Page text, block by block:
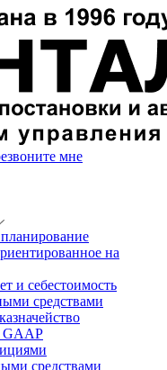
мне
на
и себестоимость
средствами
средствами